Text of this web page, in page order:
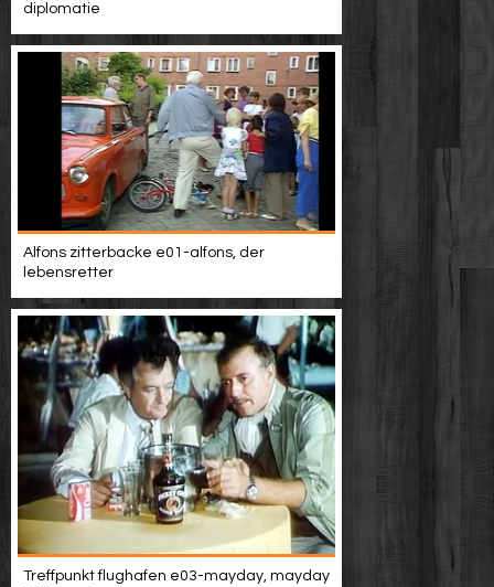
diplomatie
Alfons zitterbacke e01-alfons, der
lebensretter
Treffpunkt flughafen e03-mayday, mayday